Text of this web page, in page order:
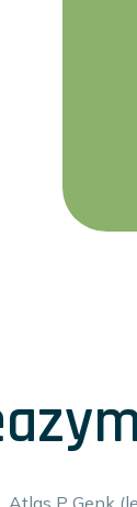
Atlas P Genk